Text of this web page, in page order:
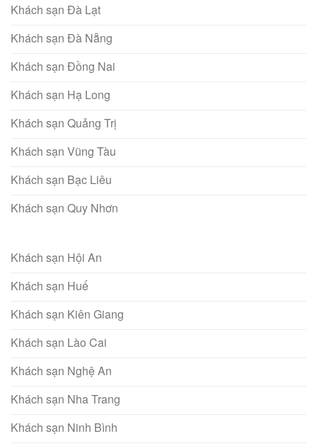
Khách sạn Đà Lạt
Khách sạn Đà Nẵng
Khách sạn Đồng Nai
Khách sạn Hạ Long
Khách sạn Quảng Trị
Khách sạn Vũng Tàu
Khách sạn Bạc Liêu
Khách sạn Quy Nhơn
Khách sạn Hội An
Khách sạn Huế
Khách sạn Kiên Giang
Khách sạn Lào Cai
Khách sạn Nghệ An
Khách sạn Nha Trang
Khách sạn Ninh Bình